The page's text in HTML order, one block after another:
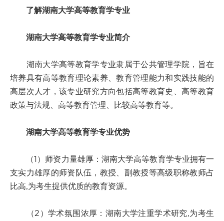
了解湖南大学高等教育学专业
湖南大学高等教育学专业简介
湖南大学高等教育学专业隶属于公共管理学院，旨在
培养具有高等教育理论素养、教育管理能力和实践技能的
高层次人才，该专业研究方向包括高等教育史、高等教育
政策与法规、高等教育管理、比较高等教育等。
湖南大学高等教育学专业优势
（1）师资力量雄厚：湖南大学高等教育学专业拥有一
支实力雄厚的师资队伍，教授、副教授等高级职称教师占
比高,为考生提供优质的教育资源。
（2）学术氛围浓厚：湖南大学注重学术研究,为考生